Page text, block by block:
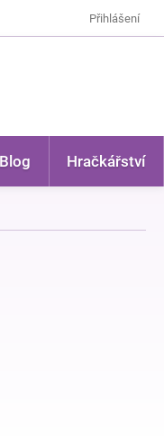
Přihlášení
Blog Hračkářství